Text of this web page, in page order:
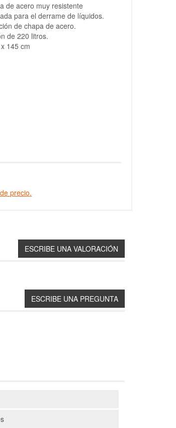
de acero muy resistente
para el derrame de líquidos.
de chapa de acero.
de 220 litros.
145 cm
precio.